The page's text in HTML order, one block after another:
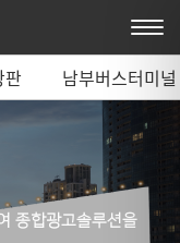
판
남부버스터미널
매체 안내
종합광고솔루션을